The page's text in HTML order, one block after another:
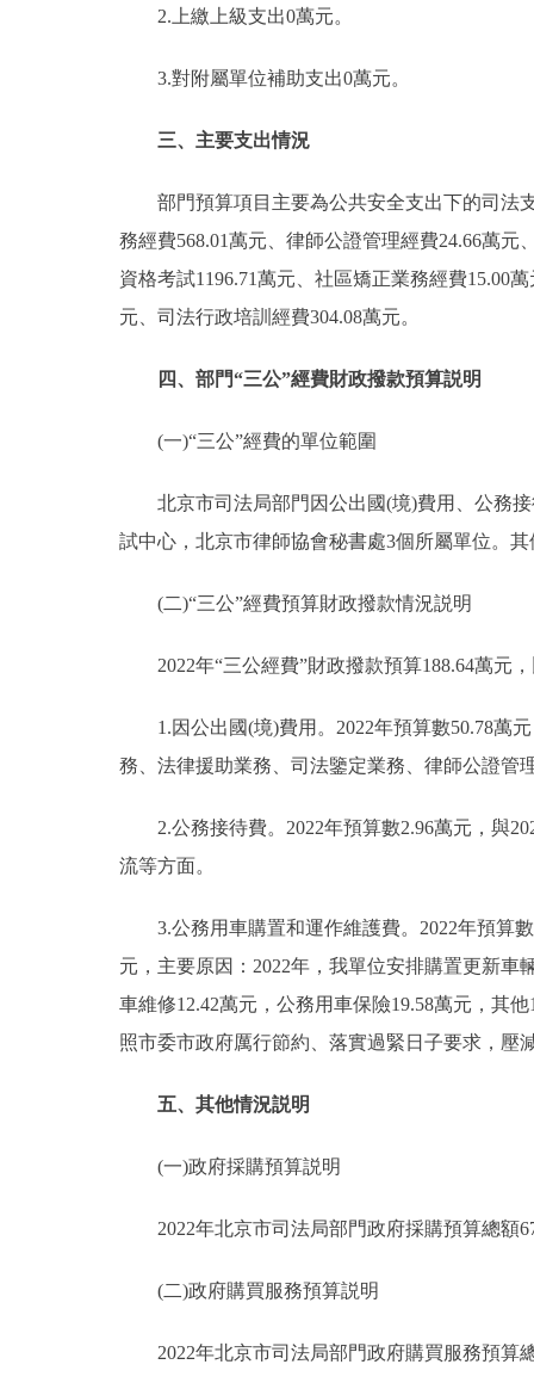
2.上繳上級支出0萬元。
3.對附屬單位補助支出0萬元。
三、主要支出情況
部門預算項目主要為公共安全支出下的司法支
務經費568.01萬元、律師公證管理經費24.66萬
資格考試1196.71萬元、社區矯正業務經費15.00
元、司法行政培訓經費304.08萬元。
四、部門“三公”經費財政撥款預算説明
(一)“三公”經費的單位範圍
北京市司法局部門因公出國(境)費用、公務接
試中心，北京市律師協會秘書處3個所屬單位。
(二)“三公”經費預算財政撥款情況説明
2022年“三公經費”財政撥款預算188.64萬元，
1.因公出國(境)費用。2022年預算數50.78萬元
務、法律援助業務、司法鑒定業務、律師公證管
2.公務接待費。2022年預算數2.96萬元，與
流等方面。
3.公務用車購置和運作維護費。2022年預算數
元，主要原因：2022年，我單位安排購置更新車
車維修12.42萬元，公務用車保險19.58萬元，其
照市委市政府厲行節約、落實過緊日子要求，壓
五、其他情況説明
(一)政府採購預算説明
2022年北京市司法局部門政府採購預算總額
(二)政府購買服務預算説明
2022年北京市司法局部門政府購買服務預算總